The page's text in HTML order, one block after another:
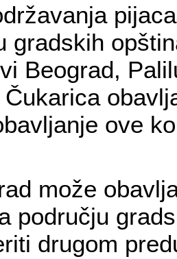
gradskih
Beograd,
ove
može
području
drugom